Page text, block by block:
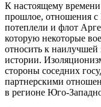
К настоящему
прошлое, отношения с
потеплели и флот
которую некоторые
относить к
истории.
стороны соседних
партнерскими
в регионе Юго-